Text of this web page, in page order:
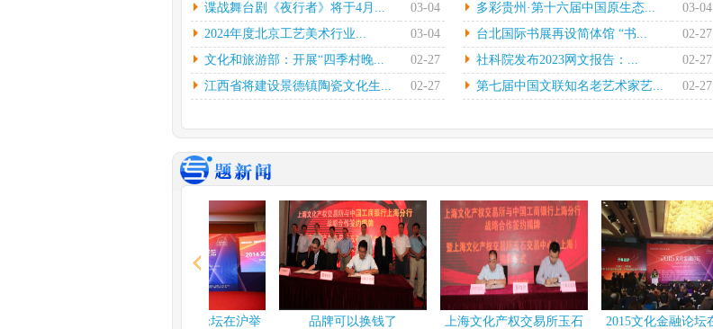
下...[详情]
中心...[详情]
哈尔滨城市形象主题展...
光明日报北京2月27日电
（记者鲁元珍、张斐晔）2
7... [详情]
长城艺术大展在北京、...
中新社北京2月28日电(徐雪
莹)黄埔情——两岸“和...
[详情]
由北京反掌娱乐文化有限
中新网伦敦2月29日电(彭
2024年度北京工艺...
中新网北京3月3日电(记者
应妮)从“冰墩墩”到“兔... [详
情]
台北国际书展再设简体...
中新社台北2月26日电第
32届台北国际书展25日...
[详情]
文化和旅游部：开展“... 社科院发布2023网...
谍战舞台剧《夜行者》将于4月...
03-04 多彩贵州·第十六届中国原生态...
03-04
2024年度北京工艺美术行业...
03-04 台北国际书展再设简体馆 “书...
02-27
文化和旅游部：开展“四季村晚...
02-27 社科院发布2023网文报告：...
02-27
江西省将建设景德镇陶瓷文化生...
02-27 第七届中国文联知名老艺术家艺... 02-27
2014文化金融论坛在沪举
品牌可以换钱了
上海文化产权交易所玉石
2015文化金融论坛在沪举